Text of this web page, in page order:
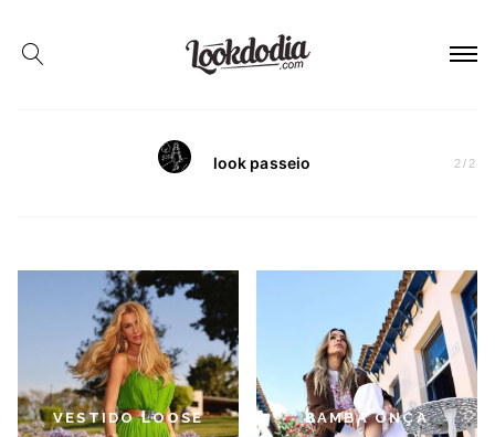
look passeio 2/ 2
VESTIDO LOOSE
BAMBA ONÇA